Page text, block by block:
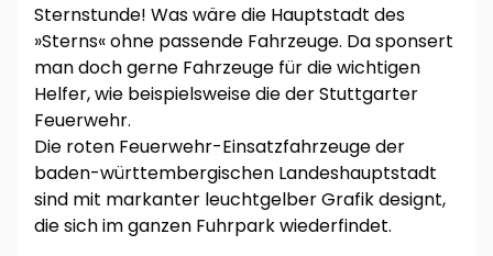
Sternstunde! Was wäre die Hauptstadt des
»Sterns« ohne passende Fahrzeuge. Da sponsert
man doch gerne Fahrzeuge für die wichtigen
Helfer, wie beispielsweise die der Stuttgarter
Feuerwehr.
Die roten Feuerwehr-Einsatzfahrzeuge der
baden-württembergischen Landeshauptstadt
sind mit markanter leuchtgelber Grafik designt,
die sich im ganzen Fuhrpark wiederfindet.